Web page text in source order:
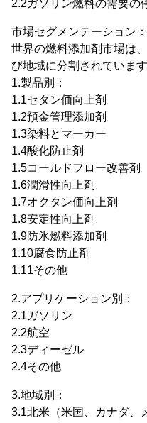
2.2ガソリン燃料の需要の
市場セグメンテーション：
世界の燃料添加剤市場は
び地域に分割されています
1.製品別：
1.1セタン価向上剤
1.2預金管理添加剤
1.3染料とマーカー
1.4酸化防止剤
1.5コールドフロー改善剤
1.6潤滑性向上剤
1.7オクタン価向上剤
1.8安定性向上剤
1.9防氷燃料添加剤
1.10腐食防止剤
1.11その他
2.アプリケーション別：
2.1ガソリン
2.2航空
2.3ディーゼル
2.4その他
3.地域別：
3.1北米（米国、カナダ、